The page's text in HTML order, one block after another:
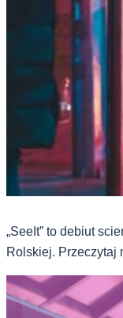
„SeeIt” to debiut
Rolskiej. Przeczytaj